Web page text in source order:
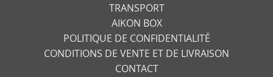
TRANSPORT
AIKON BOX
POLITIQUE DE CONFIDENTIALITÉ
CONDITIONS DE VENTE ET DE LIVRAISON
CONTACT